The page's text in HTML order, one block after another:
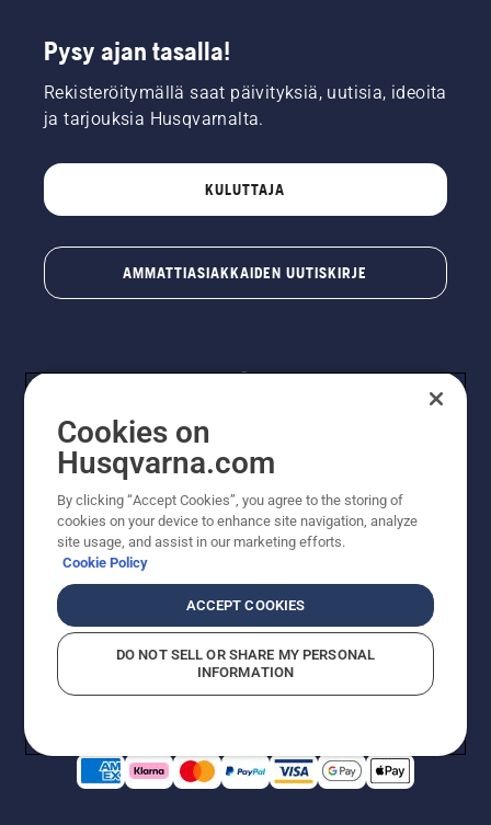
Pysy ajan tasalla!
Rekisteröitymällä saat päivityksiä, uutisia, ideoita
ja tarjouksia Husqvarnalta.
KULUTTAJA
AMMATTIASIAKKAIDEN UUTISKIRJE
© Husqvarna AB (publ). Kaikki oikeudet pidätetään.
Hinnat ovat suositushintoja. Varaamme oikeudet
hintamuutoksiin, kirjoitus- ja sisältövirheisiin. Sivusto
pyritään pitämään mahdollisimman ajantasaisena ja
suositushintoja (sis. alv), ellei tuotetta voi ostaa
suoraan verkkosivustoltamme.
EvästekäytäntöKäyttöehdotTietosuojailmoitusTiedot
Epäillyistä rikkomuksista ilmoittaminen
Cookies on
Husqvarna.com
By clicking “Accept Cookies”, you agree to the storing of
cookies on your device to enhance site navigation, analyze
site usage, and assist in our marketing efforts.
Cookie Policy
ACCEPT COOKIES
DO NOT SELL OR SHARE MY PERSONAL
INFORMATION